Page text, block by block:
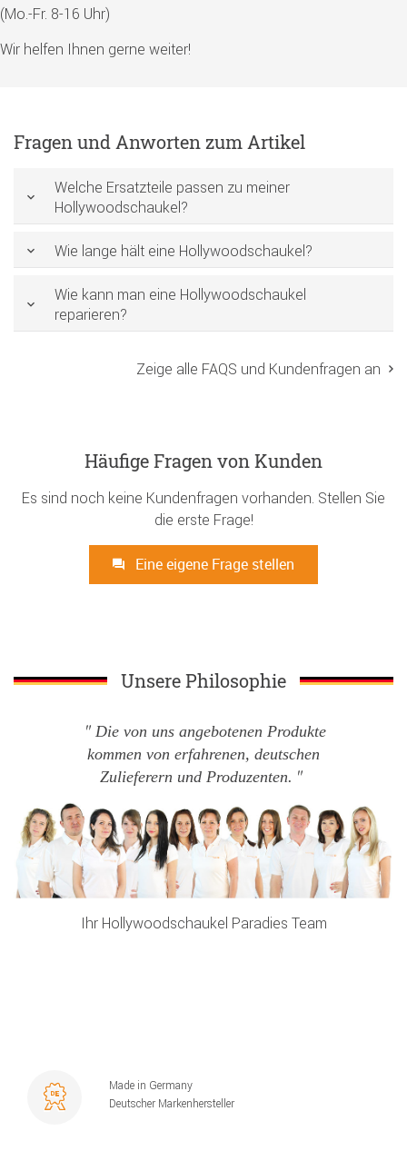
(Mo.-Fr. 8-16 Uhr)
Wir helfen Ihnen gerne weiter!
Fragen und Anworten zum Artikel
Welche Ersatzteile passen zu meiner
Hollywoodschaukel?
Wie lange hält eine Hollywoodschaukel?
Wie kann man eine Hollywoodschaukel
reparieren?
Zeige alle FAQS und Kundenfragen an
Häufige Fragen von Kunden
Es sind noch keine Kundenfragen vorhanden. Stellen Sie
die erste Frage!
Eine eigene Frage stellen
Unsere Philosophie
Die von uns angebotenen Produkte
kommen von erfahrenen, deutschen
Zulieferern und Produzenten.
Ihr Hollywoodschaukel Paradies Team
Made in Germany
Deutscher Markenhersteller